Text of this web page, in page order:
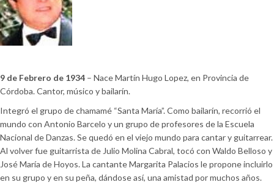
9 de Febrero de 1934 – Nace Martín Hugo Lopez, en Provincia de
Córdoba. Cantor, músico y bailarín.
Integró el grupo de chamamé “Santa María”. Como bailarín, recorrió el
mundo con Antonio Barcelo y un grupo de profesores de la Escuela
Nacional de Danzas. Se quedó en el viejo mundo para cantar y guitarrear.
Al volver fue guitarrista de Julio Molina Cabral, tocó con Waldo Belloso y
José María de Hoyos. La cantante Margarita Palacios le propone incluirlo
en su grupo y en su peña, dándose así, una amistad por muchos años.